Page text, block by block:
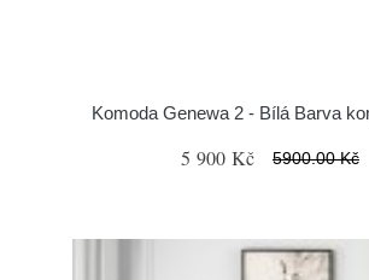
Komoda Genewa 2 - Bílá Barva
5 900 Kč 5900.00 Kč